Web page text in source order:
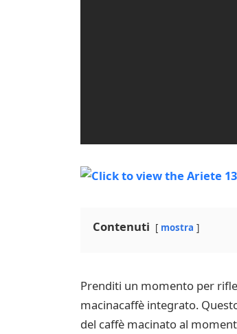
Contenuti mostra
Prenditi un momento per
macinacaffè integrato.
del caffè macinato al